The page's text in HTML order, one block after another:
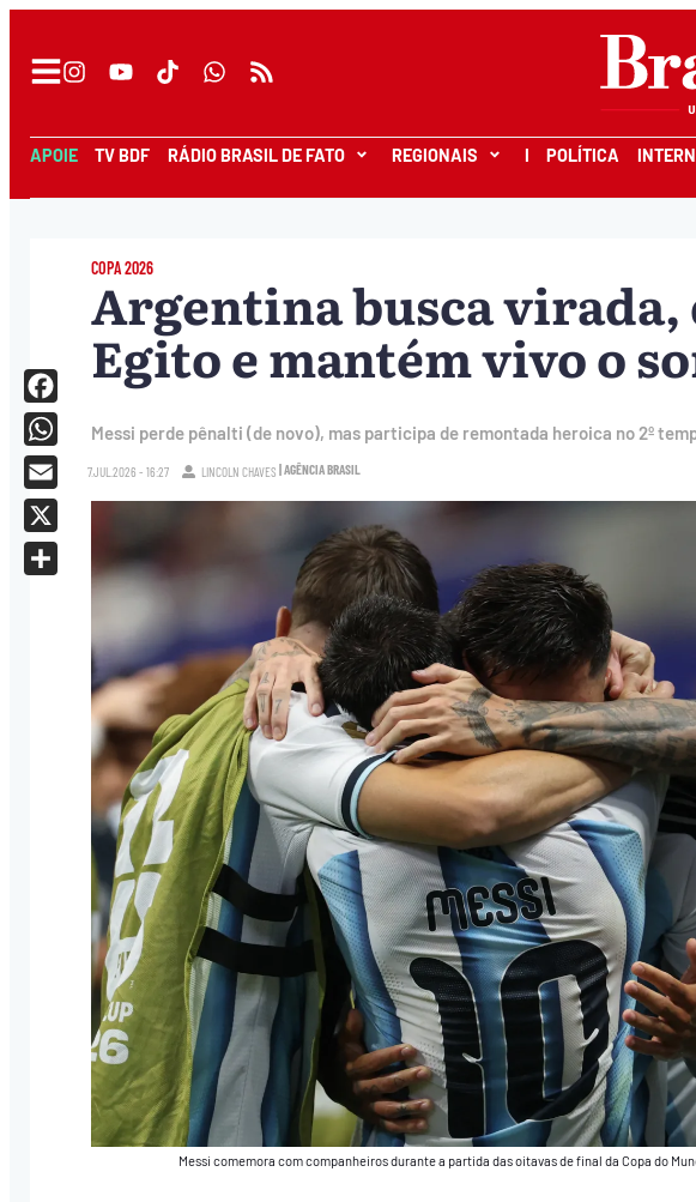
APOIE TV BDF RÁDIO BRASIL DE FATO REGIONAIS I POLÍTICA
COPA 2026
Argentina busca virada,
Egito e mantém vivo o
Messi perde pênalti (de novo), mas participa de remontada heroica no 2º
7.JUL.2026 - 16:27 LINCOLN CHAVES | AGÊNCIA BRASIL
Messi comemora com companheiros durante a partida das oitavas de final da Copa do
Facebook
WhatsApp
Email
X